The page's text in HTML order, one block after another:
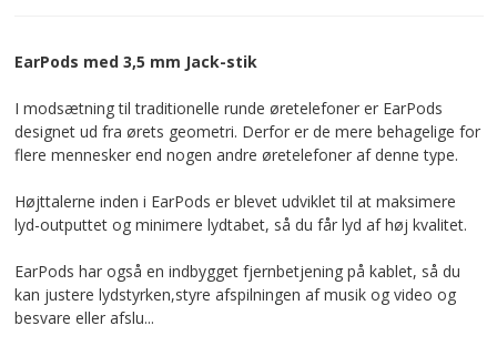
EarPods med 3,5 mm Jack-stik
I modsætning til traditionelle runde øretelefoner er EarPods
designet ud fra ørets geometri. Derfor er de mere behagelige for
flere mennesker end nogen andre øretelefoner af denne type.
Højttalerne inden i EarPods er blevet udviklet til at maksimere
lyd-outputtet og minimere lydtabet, så du får lyd af høj kvalitet.
EarPods har også en indbygget fjernbetjening på kablet, så du
kan justere lydstyrken,styre afspilningen af musik og video og
besvare eller afslu...